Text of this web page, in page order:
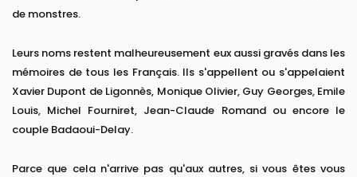
de monstres.
Leurs noms restent malheureusement eux aussi gravés dans les
mémoires de tous les Français. Ils s'appellent ou s'appelaient
Xavier Dupont de Ligonnès, Monique Olivier, Guy Georges, Emile
Louis, Michel Fourniret, Jean-Claude Romand ou encore le
couple Badaoui-Delay.
Parce que cela n'arrive pas qu'aux autres, si vous êtes vous